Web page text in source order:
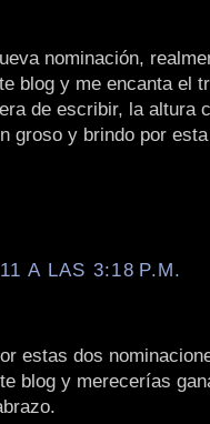
nominación,
blog y me encanta el
de escribir, la altura
groso y brindo por
A LAS 3:18 P.M.
estas dos
blog y merecerías